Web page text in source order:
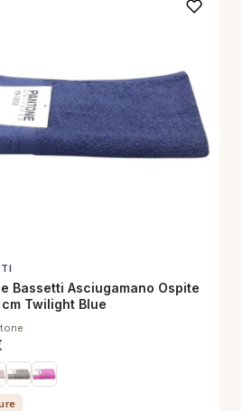
Bassetti Asciugamano Ospite
Twilight Blue